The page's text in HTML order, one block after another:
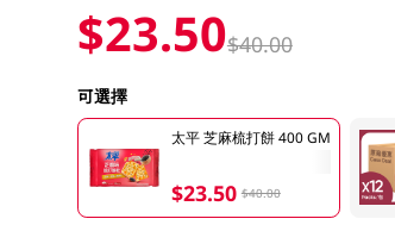
$23.50$40.00
可選擇
太平 芝麻梳打餅 400 GM
$23.50 $40.00